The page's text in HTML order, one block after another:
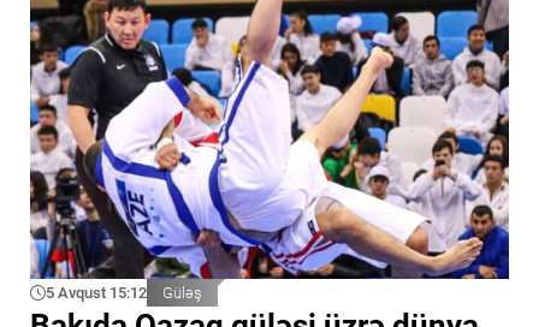
5 Avqust 15:12 Güləş